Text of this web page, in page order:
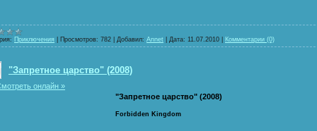
Приключения Просмотров: 782 Добавил: Annet Дата: 11.07.2010 Комментарии (0)
"Запретное царство" (2008)
"Запретное царство" (2008)
Forbidden Kingdom
онлайн »